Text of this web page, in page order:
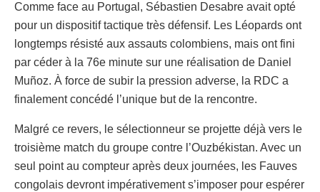
Comme face au Portugal, Sébastien Desabre avait opté
pour un dispositif tactique très défensif. Les Léopards ont
longtemps résisté aux assauts colombiens, mais ont fini
par céder à la 76e minute sur une réalisation de Daniel
Muñoz. À force de subir la pression adverse, la RDC a
finalement concédé l’unique but de la rencontre.
Malgré ce revers, le sélectionneur se projette déjà vers le
troisième match du groupe contre l’Ouzbékistan. Avec un
seul point au compteur après deux journées, les Fauves
congolais devront impérativement s’imposer pour espérer